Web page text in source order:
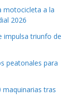
motocicleta a la
2026
impulsa triunfo de
peatonales para
maquinarias tras